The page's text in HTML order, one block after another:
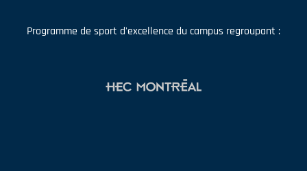
Programme de sport d'excellence du campus regroupant :